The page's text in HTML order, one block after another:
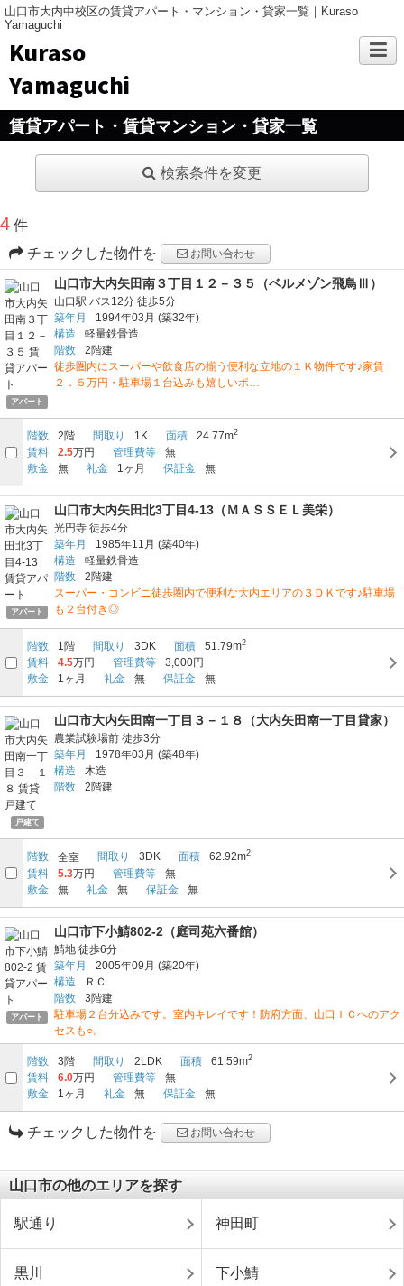
山口市大内中校区の賃貸アパート・マンション・貸家一覧｜Kuraso
Yamaguchi
Kuraso
Yamaguchi
賃貸アパート・賃貸マンション・貸家一覧
検索条件を変更
4 件
チェックした物件を
お問い合わせ
アパート
山口市大内矢田南３丁目１２－３５（ベルメゾン飛鳥Ⅲ）
山口駅 バス12分 徒歩5分
築年月
1994年03月 (築32年)
構造
軽量鉄骨造
階数
2階建
徒歩圏内にスーパーや飲食店の揃う便利な立地の１Ｋ物件です♪家賃
２．５万円・駐車場１台込みも嬉しいポ…
階数 2階 間取り 1K 面積 24.77m2
賃料 2.5万円 管理費等
無
敷金
無 礼金 1ヶ月 保証金 無
アパート
山口市大内矢田北3丁目4-13（ＭＡＳＳＥＬ美栄）
光円寺 徒歩4分
築年月
1985年11月 (築40年)
構造
軽量鉄骨造
階数
2階建
スーパー・コンビニ徒歩圏内で便利な大内エリアの３ＤＫです♪駐車場
も２台付き◎
階数 1階 間取り 3DK 面積 51.79m2
賃料 4.5万円 管理費等
3,000円
敷金
1ヶ月 礼金 無 保証金 無
戸建て
山口市大内矢田南一丁目３－１８（大内矢田南一丁目貸家）
農業試験場前 徒歩3分
築年月
1978年03月 (築48年)
構造
木造
階数
2階建
階数 全室 間取り 3DK 面積 62.92m2
賃料 5.3万円 管理費等
無
敷金
無 礼金 無 保証金 無
アパート
山口市下小鯖802-2（庭司苑六番館）
鯖地 徒歩6分
築年月
2005年09月 (築20年)
構造
ＲＣ
階数
3階建
駐車場２台分込みです。室内キレイです！防府方面、山口ＩＣへのアク
セスも○。
階数 3階 間取り 2LDK 面積 61.59m2
賃料 6.0万円 管理費等
無
敷金
1ヶ月 礼金 無 保証金 無
チェックした物件を お問い合わせ
山口市の他のエリアを探す
駅通り 神田町
黒川 下小鯖